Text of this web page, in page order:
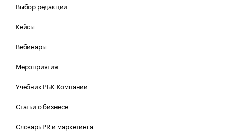
Выбор редакции
Кейсы
Вебинары
Мероприятия
Учебник РБК Компании
Статьи о бизнесе
Словарь PR и маркетинга